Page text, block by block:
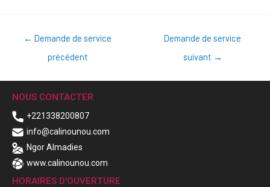
← Demande de service
précédent
Demande de service
suivant →
NOUS CONTACTER
+221338200807
info@calinounou.com
Ngor Almadies
www.calinounou.com
HORAIRES D'OUVERTURE